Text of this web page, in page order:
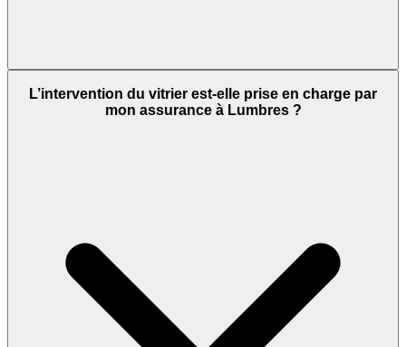
L’intervention du vitrier est-elle prise en charge par
mon assurance à Lumbres ?